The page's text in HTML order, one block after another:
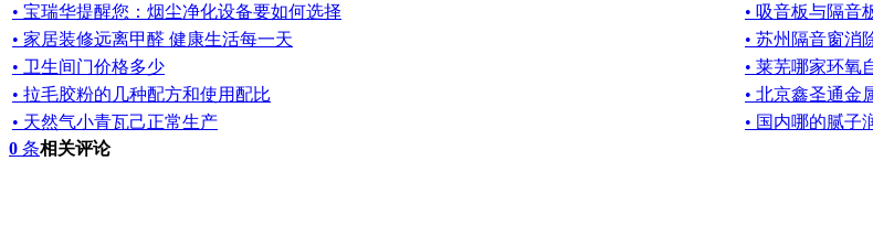
• 宝瑞华提醒您：烟尘净化设备要如何选择
• 吸音板与隔音
• 家居装修远离甲醛 健康生活每一天
• 苏州隔音窗消
• 卫生间门价格多少
• 莱芜哪家环氧
• 拉毛胶粉的几种配方和使用配比
• 北京鑫圣通金
• 天然气小青瓦己正常生产
• 国内哪的腻子
0 条相关评论